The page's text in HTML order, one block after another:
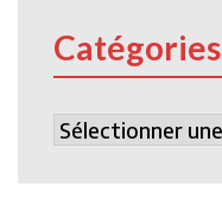
Catégories
Catégories